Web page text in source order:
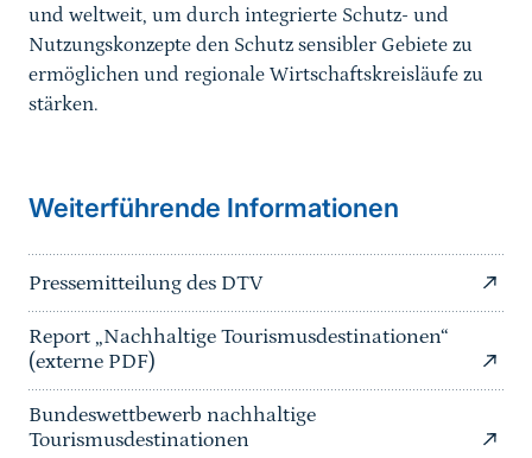
und weltweit, um durch integrierte Schutz- und
Nutzungskonzepte den Schutz sensibler Gebiete zu
ermöglichen und regionale Wirtschaftskreisläufe zu
stärken.
Weiterführende Informationen
Pressemitteilung des DTV
Report „Nachhaltige Tourismusdestinationen“
(externe PDF)
Bundeswettbewerb nachhaltige
Tourismusdestinationen